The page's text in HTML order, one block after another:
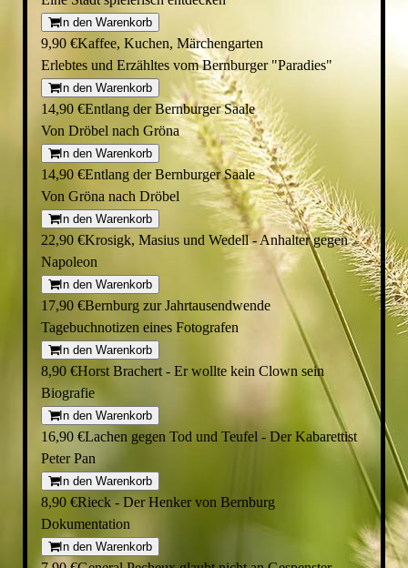
In den Warenkorb
9,90 €Kaffee, Kuchen, Märchengarten
Erlebtes und Erzähltes vom Bernburger "Paradies"
In den Warenkorb
14,90 €Entlang der Bernburger Saale
Von Dröbel nach Gröna
In den Warenkorb
14,90 €Entlang der Bernburger Saale
Von Gröna nach Dröbel
In den Warenkorb
22,90 €Krosigk, Masius und Wedell - Anhalter gegen
Napoleon
In den Warenkorb
17,90 €Bernburg zur Jahrtausendwende
Tagebuchnotizen eines Fotografen
In den Warenkorb
8,90 €Horst Brachert - Er wollte kein Clown sein
Biografie
In den Warenkorb
16,90 €Lachen gegen Tod und Teufel - Der Kabarettist
Peter Pan
In den Warenkorb
8,90 €Rieck - Der Henker von Bernburg
Dokumentation
In den Warenkorb